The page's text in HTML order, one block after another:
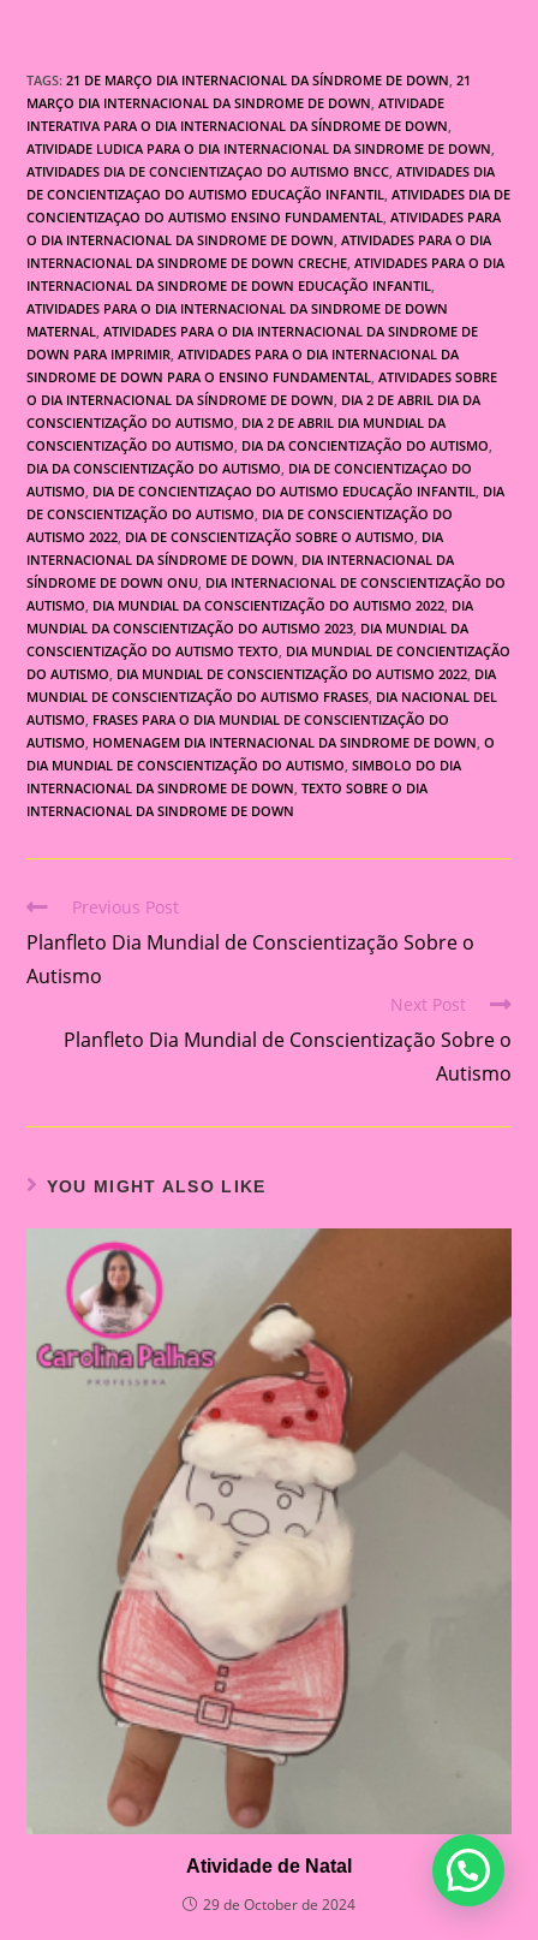
TAGS:21 DE MARÇO DIA INTERNACIONAL DA SÍNDROME DE DOWN, 21
MARÇO DIA INTERNACIONAL DA SINDROME DE DOWN, ATIVIDADE
INTERATIVA PARA O DIA INTERNACIONAL DA SÍNDROME DE DOWN,
ATIVIDADE LUDICA PARA O DIA INTERNACIONAL DA SINDROME DE DOWN,
ATIVIDADES DIA DE CONCIENTIZAÇAO DO AUTISMO BNCC, ATIVIDADES DIA
DE CONCIENTIZAÇAO DO AUTISMO EDUCAÇÃO INFANTIL, ATIVIDADES DIA DE
CONCIENTIZAÇAO DO AUTISMO ENSINO FUNDAMENTAL, ATIVIDADES PARA
O DIA INTERNACIONAL DA SINDROME DE DOWN, ATIVIDADES PARA O DIA
INTERNACIONAL DA SINDROME DE DOWN CRECHE, ATIVIDADES PARA O DIA
INTERNACIONAL DA SINDROME DE DOWN EDUCAÇÃO INFANTIL,
ATIVIDADES PARA O DIA INTERNACIONAL DA SINDROME DE DOWN
MATERNAL, ATIVIDADES PARA O DIA INTERNACIONAL DA SINDROME DE
DOWN PARA IMPRIMIR, ATIVIDADES PARA O DIA INTERNACIONAL DA
SINDROME DE DOWN PARA O ENSINO FUNDAMENTAL, ATIVIDADES SOBRE
O DIA INTERNACIONAL DA SÍNDROME DE DOWN, DIA 2 DE ABRIL DIA DA
CONSCIENTIZAÇÃO DO AUTISMO, DIA 2 DE ABRIL DIA MUNDIAL DA
CONSCIENTIZAÇÃO DO AUTISMO, DIA DA CONCIENTIZAÇÃO DO AUTISMO,
DIA DA CONSCIENTIZAÇÃO DO AUTISMO, DIA DE CONCIENTIZAÇAO DO
AUTISMO, DIA DE CONCIENTIZAÇAO DO AUTISMO EDUCAÇÃO INFANTIL, DIA
DE CONSCIENTIZAÇÃO DO AUTISMO, DIA DE CONSCIENTIZAÇÃO DO
AUTISMO 2022, DIA DE CONSCIENTIZAÇÃO SOBRE O AUTISMO, DIA
INTERNACIONAL DA SÍNDROME DE DOWN, DIA INTERNACIONAL DA
SÍNDROME DE DOWN ONU, DIA INTERNACIONAL DE CONSCIENTIZAÇÃO DO
AUTISMO, DIA MUNDIAL DA CONSCIENTIZAÇÃO DO AUTISMO 2022, DIA
MUNDIAL DA CONSCIENTIZAÇÃO DO AUTISMO 2023, DIA MUNDIAL DA
CONSCIENTIZAÇÃO DO AUTISMO TEXTO, DIA MUNDIAL DE CONCIENTIZAÇÃO
DO AUTISMO, DIA MUNDIAL DE CONSCIENTIZAÇÃO DO AUTISMO 2022, DIA
MUNDIAL DE CONSCIENTIZAÇÃO DO AUTISMO FRASES, DIA NACIONAL DEL
AUTISMO, FRASES PARA O DIA MUNDIAL DE CONSCIENTIZAÇÃO DO
AUTISMO, HOMENAGEM DIA INTERNACIONAL DA SINDROME DE DOWN, O
DIA MUNDIAL DE CONSCIENTIZAÇÃO DO AUTISMO, SIMBOLO DO DIA
INTERNACIONAL DA SINDROME DE DOWN, TEXTO SOBRE O DIA
INTERNACIONAL DA SINDROME DE DOWN
Read
more
articles
Previous Post
Planfleto Dia Mundial de Conscientização Sobre o
Autismo
Next Post
Planfleto Dia Mundial de Conscientização Sobre o
Autismo
YOU MIGHT ALSO LIKE
Atividade de Natal
29 de October de 2024